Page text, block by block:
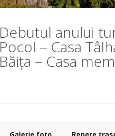
Debutul anului
Pocol – Casa
Băița – Casa